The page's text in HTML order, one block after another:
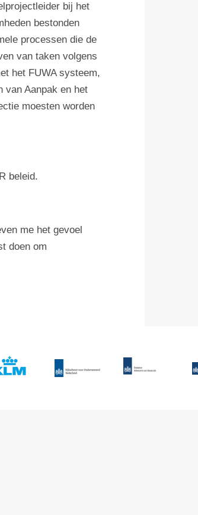
bij het
bestonden
processen die de
van taken volgens
het FUWA systeem,
van Aanpak en het
moesten worden
beleid.
me het gevoel
doen om